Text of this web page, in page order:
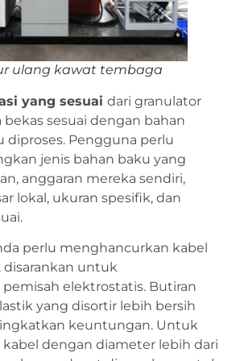
ulang kawat tembaga
yang sesuai dari granulator
sesuai dengan bahan
diproses. Pengguna perlu
jenis bahan baku yang
anggaran mereka sendiri,
lokal, ukuran spesifik, dan
perlu menghancurkan kabel
disarankan untuk
elektrostatis. Butiran
yang disortir lebih bersih
keuntungan. Untuk
dengan diameter lebih dari